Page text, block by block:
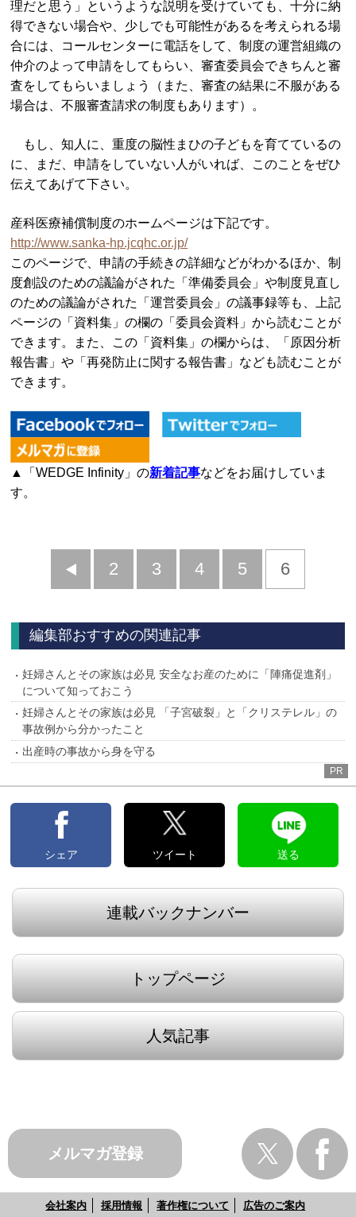
理だと思う」というような説明を受けていても、十分に納
得できない場合や、少しでも可能性があるを考えられる場
合には、コールセンターに電話をして、制度の運営組織の
仲介のよって申請をしてもらい、審査委員会できちんと審
査をしてもらいましょう（また、審査の結果に不服がある
場合は、不服審査請求の制度もあります）。
もし、知人に、重度の脳性まひの子どもを育てているの
に、まだ、申請をしていない人がいれば、このことをぜひ
伝えてあげて下さい。
産科医療補償制度のホームページは下記です。
http://www.sanka-hp.jcqhc.or.jp/
このページで、申請の手続きの詳細などがわかるほか、制
度創設のための議論がされた「準備委員会」や制度見直し
のための議論がされた「運営委員会」の議事録等も、上記
ページの「資料集」の欄の「委員会資料」から読むことが
できます。また、この「資料集」の欄からは、「原因分析
報告書」や「再発防止に関する報告書」なども読むことが
できます。
▲「WEDGE Infinity」の新着記事などをお届けしていま
す。
前
2 3 4 5 6
編集部おすすめの関連記事
妊婦さんとその家族は必見 安全なお産のために「陣痛促進剤」
について知っておこう
妊婦さんとその家族は必見 「子宮破裂」と「クリステレル」の
事故例から分かったこと
出産時の事故から身を守る
PR
シェア ツイート 送る
連載バックナンバー
トップページ
人気記事
メルマガ登録
会社案内 採用情報 著作権について 広告のご案内